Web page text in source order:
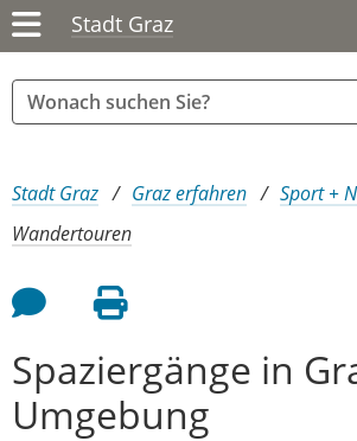
Stadt Graz
Sie sind hier:
Stadt Graz Graz erfahren
Sport +
Wandertouren
Feedback an Autor
Seite drucken
Spaziergänge in
Umgebung